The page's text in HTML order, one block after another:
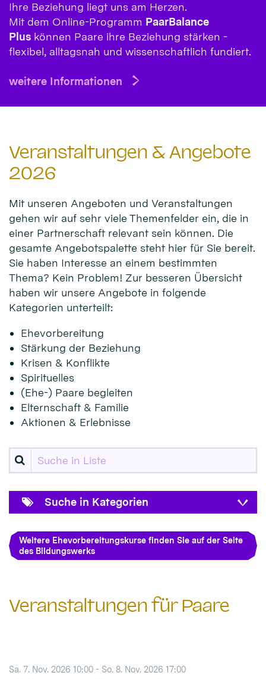
Ihre Beziehung liegt uns am Herzen.
Mit dem Online-Programm PaarBalance
Plus können Paare ihre Beziehung stärken -
flexibel, alltagsnah und wissenschaftlich fundiert.
weitere Informationen
Veranstaltungen für Paare
Sa. 7. Nov. 2026 10:00 - So. 8. Nov. 2026 17:00
Veranstaltungen & Angebote
2026
Mit unseren Angeboten und Veranstaltungen
gehen wir auf sehr viele Themenfelder ein, die in
einer Partnerschaft relevant sein können. Die
gesamte Angebotspalette steht hier für Sie bereit.
Sie haben Interesse an einem bestimmten
Thema? Kein Problem! Zur besseren Übersicht
haben wir unsere Angebote in folgende
Kategorien unterteilt:
Ehevorbereitung
Stärkung der Beziehung
Krisen & Konflikte
Spirituelles
(Ehe-) Paare begleiten
Elternschaft & Familie
Aktionen & Erlebnisse
Suche in Liste
Suche in Kategorien
Weitere Ehevorbereitungskurse finden Sie auf der Seite
des Bildungswerks